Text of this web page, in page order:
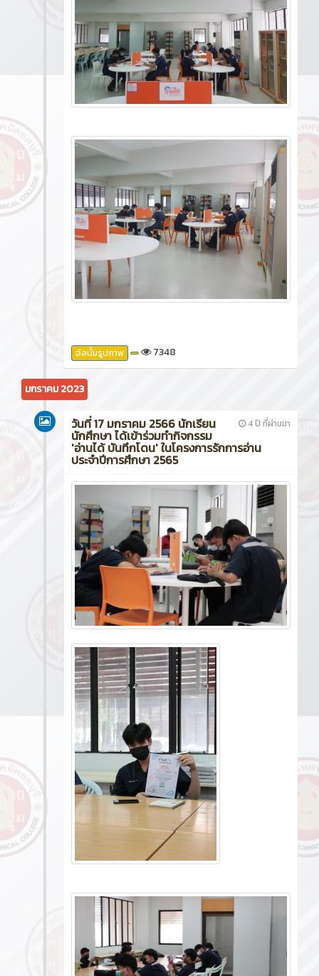
อัลบั้มรูปภาพ 7348
มกราคม 2023
4 ปี ที่ผ่านมา
วันที่ 17 มกราคม 2566 นักเรียน
นักศึกษา ได้เข้าร่วมทำกิจกรรม
'อ่านได้ บันทึกโดน' ในโครงการรักการอ่าน
ประจำปีการศึกษา 2565